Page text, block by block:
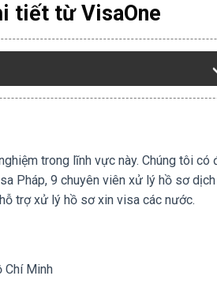
tiết từ VisaOne
trong lĩnh vực này. Chúng tôi có
Pháp, 9 chuyên viên xử lý hồ sơ
trợ xử lý hồ sơ xin visa các nước.
Chí Minh